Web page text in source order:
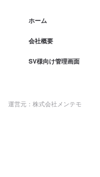
ホーム
会社概要
SV様向け管理画面
運営元：株式会社メンテモ